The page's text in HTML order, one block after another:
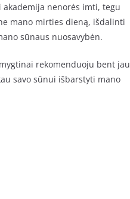
nenorės imti, tegu
mano mirties dieną, išdalinti
sūnaus nuosavybėn.
rekomenduoju bent jau
savo sūnui išbarstyti mano